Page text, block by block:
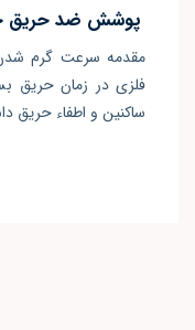
پوشش ضد
مقدمه سرعت گرم
فلزی در زمان حریق
ساکنین و اطفاء حریق